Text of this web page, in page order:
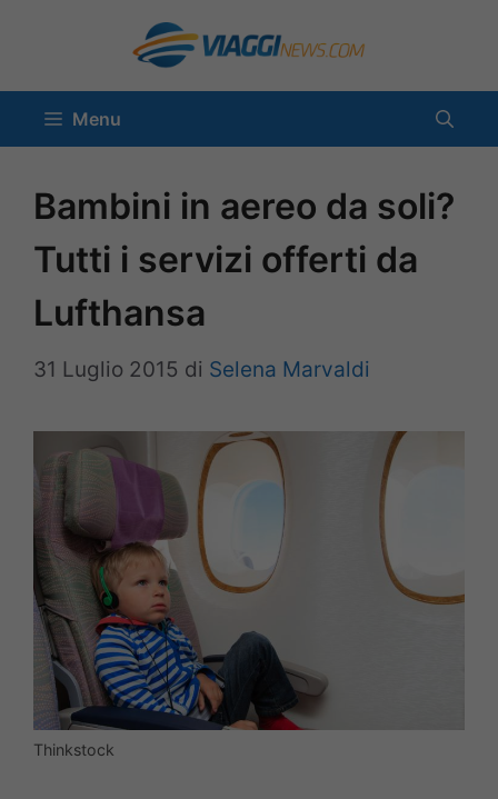
contenuto
Menu
Bambini in aereo da soli?
Tutti i servizi offerti da
Lufthansa
31 Luglio 2015 di Selena Marvaldi
Thinkstock